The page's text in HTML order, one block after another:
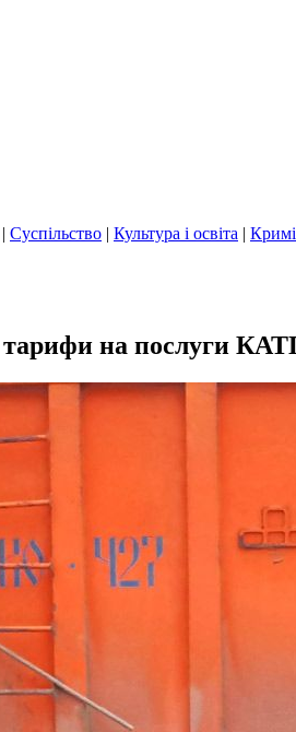
| Суспільство | Культура і освіта |
на послуги